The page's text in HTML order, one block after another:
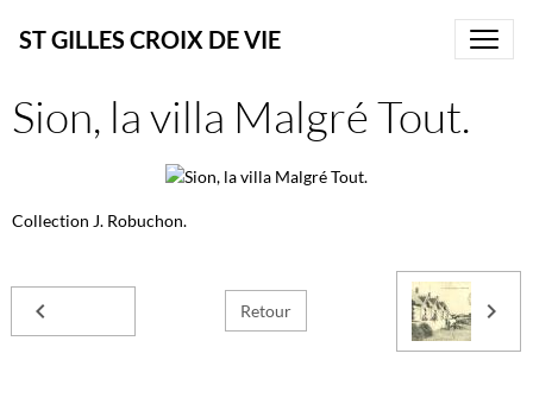
ST GILLES CROIX DE VIE
Sion, la villa Malgré Tout.
Collection J. Robuchon.
Retour